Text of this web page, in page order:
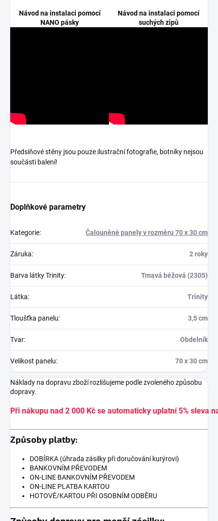
Návod na instalaci pomocí
NANO pásky
Návod na instalaci pomocí
suchých zipů
Předsíňové stěny jsou pouze ilustrační fotografie, botníky nejsou
součásti balení!
Doplňkové parametry
Kategorie: Čalouněné panely v rozměru 70 x 30 cm
Záruka: 2 roky
Barva látky Trinity: Tmavá béžová (2305)
Látka: Trinity
Tloušťka panelu: 3,5 cm
Tvar: Obdelník
Velikost panelu: 70 x 30 cm
Náklady na dopravu zboží rozlišujeme podle zvoleného způsobu
dopravy.
Při nákupu nad 2 000 Kč se automaticky uplatní 5% sleva
Způsoby platby:
DOBÍRKA (úhrada zásilky při doručování kurýrovi)
BANKOVNÍM PŘEVODEM
ON-LINE BANKOVNÍM PŘEVODEM
ON-LINE PLATBA KARTOU
HOTOVĚ/KARTOU PŘI OSOBNÍM ODBĚRU